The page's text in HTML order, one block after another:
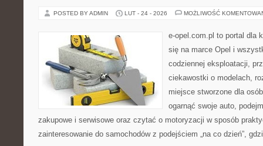
POSTED BY ADMIN LUT - 24 - 2026 MOŻLIWOŚĆ
e-opel.com.pl to portal dla
się na marce Opel i
codziennej eksploatacji,
ciekawostki o modelach,
miejsce stworzone dla
ogarnąć swoje auto,
zakupowe i serwisowe oraz czytać o motoryzacji w sposób
zainteresowanie do samochodów z podejściem „na co dzień”,